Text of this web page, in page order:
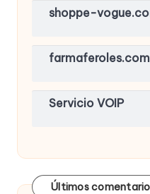
shoppe-
farmaferoles.com
Servicio VOIP
Últimos